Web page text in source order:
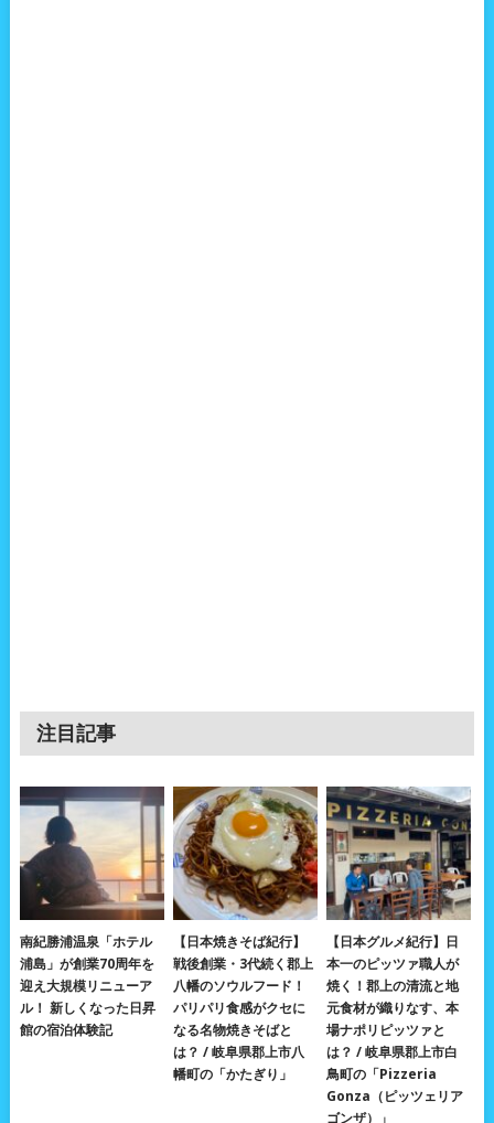
注目記事
南紀勝浦温泉「ホテル
浦島」が創業70周年を
迎え大規模リニューア
ル！ 新しくなった日昇
館の宿泊体験記
【日本焼きそば紀行】
戦後創業・3代続く郡上
八幡のソウルフード！
パリパリ食感がクセに
なる名物焼きそばと
は？ / 岐阜県郡上市八
幡町の「かたぎり」
【日本グルメ紀行】日
本一のピッツァ職人が
焼く！郡上の清流と地
元食材が織りなす、本
場ナポリピッツァと
は？ / 岐阜県郡上市白
鳥町の「Pizzeria
Gonza（ピッツェリア
ゴンザ）」